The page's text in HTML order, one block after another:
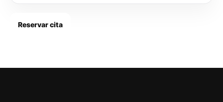
Reservar cita